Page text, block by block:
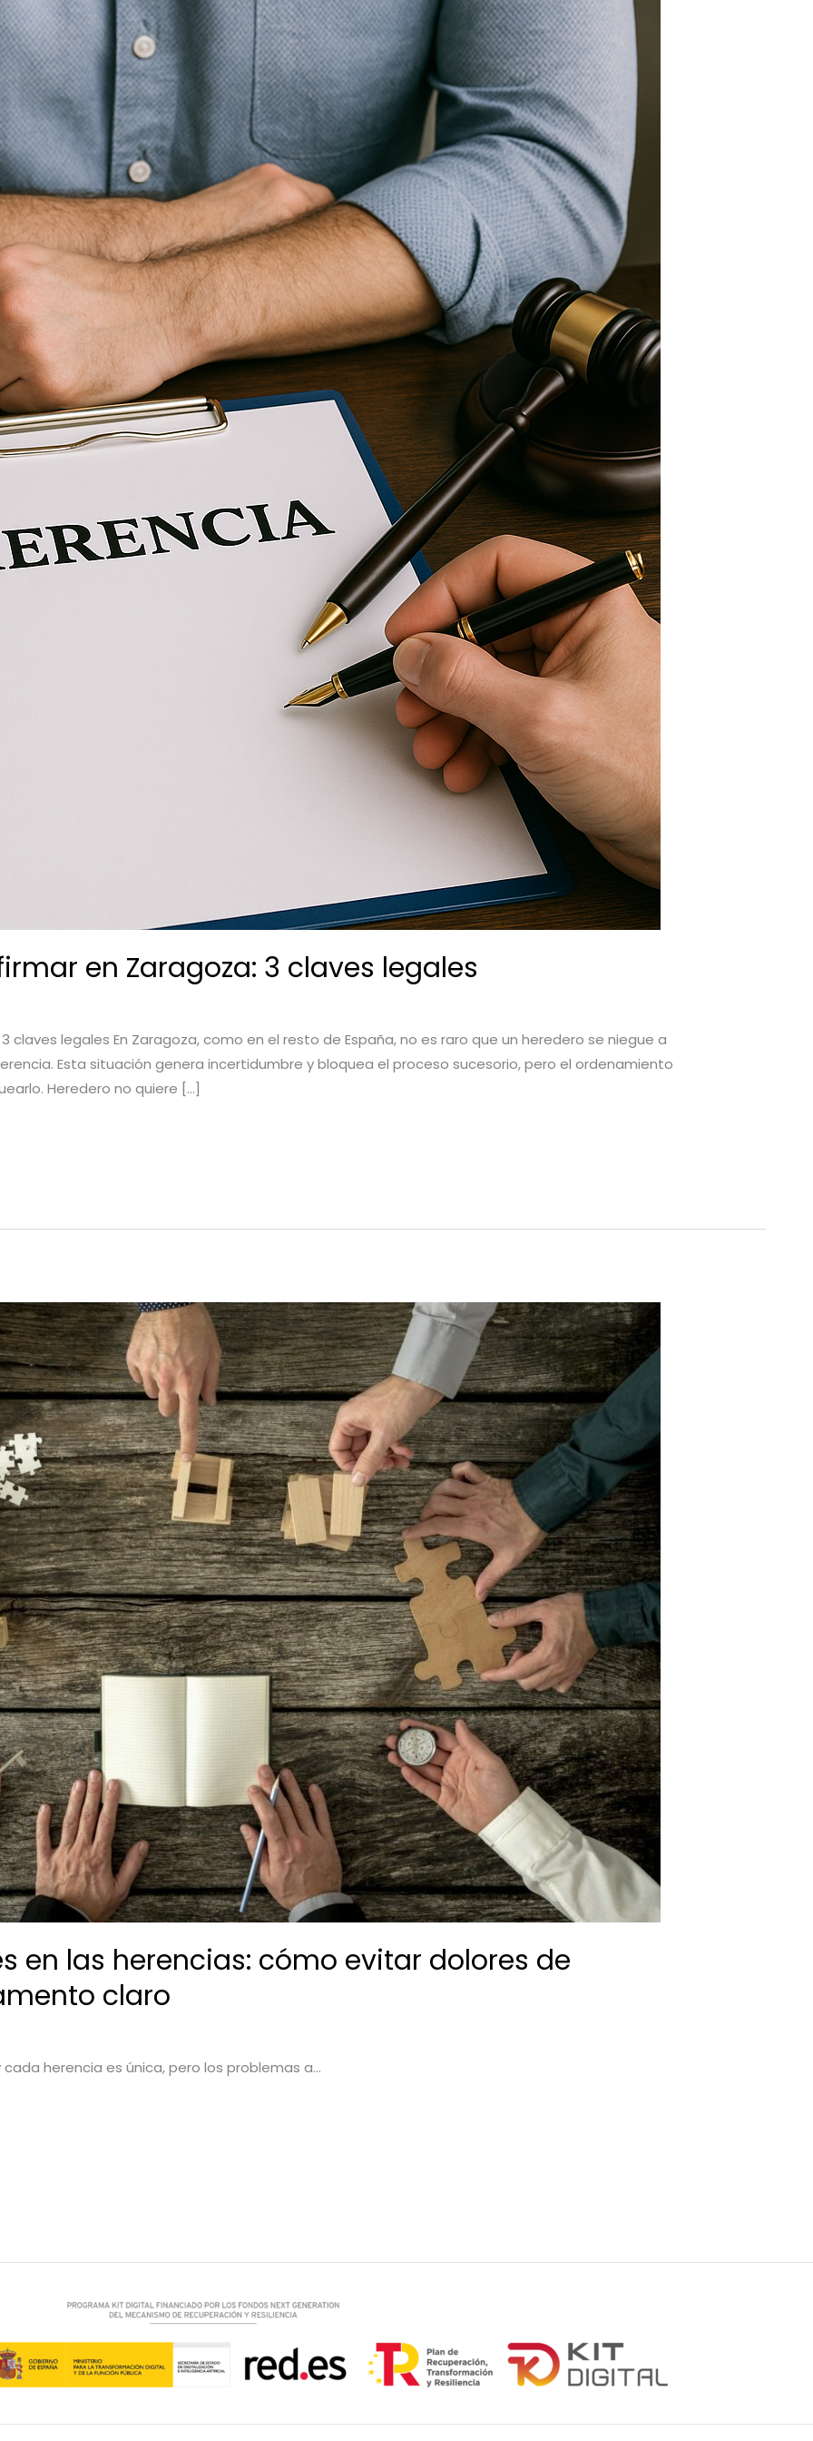
en Zaragoza: 3 claves legales
claves legales En Zaragoza, como en el resto de España, no es raro que un heredero se niegue a
Esta situación genera incertidumbre y bloquea el proceso sucesorio, pero el ordenamiento
Heredero no quiere […]
en las herencias: cómo evitar dolores de
claro
herencia es única, pero los problemas a…